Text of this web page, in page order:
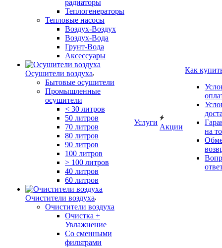
радиаторы
Теплогенераторы
Тепловые насосы
Воздух-Воздух
Воздух-Вода
Грунт-Вода
Аксессуары
Осушители воздуха
Бытовые осушители
Промышленные
осушители
< 30 литров
50 литров
70 литров
80 литров
90 литров
100 литров
> 100 литров
40 литров
60 литров
Очистители воздуха
Очистители воздуха
Очистка +
Увлажнение
Cо сменными
фильтрами
Услуги
Акции
Как
на